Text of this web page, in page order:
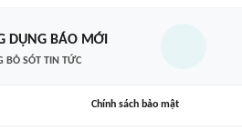
DỤNG BÁO MỚI
BỎ SÓT TIN TỨC
Chính sách bảo mật